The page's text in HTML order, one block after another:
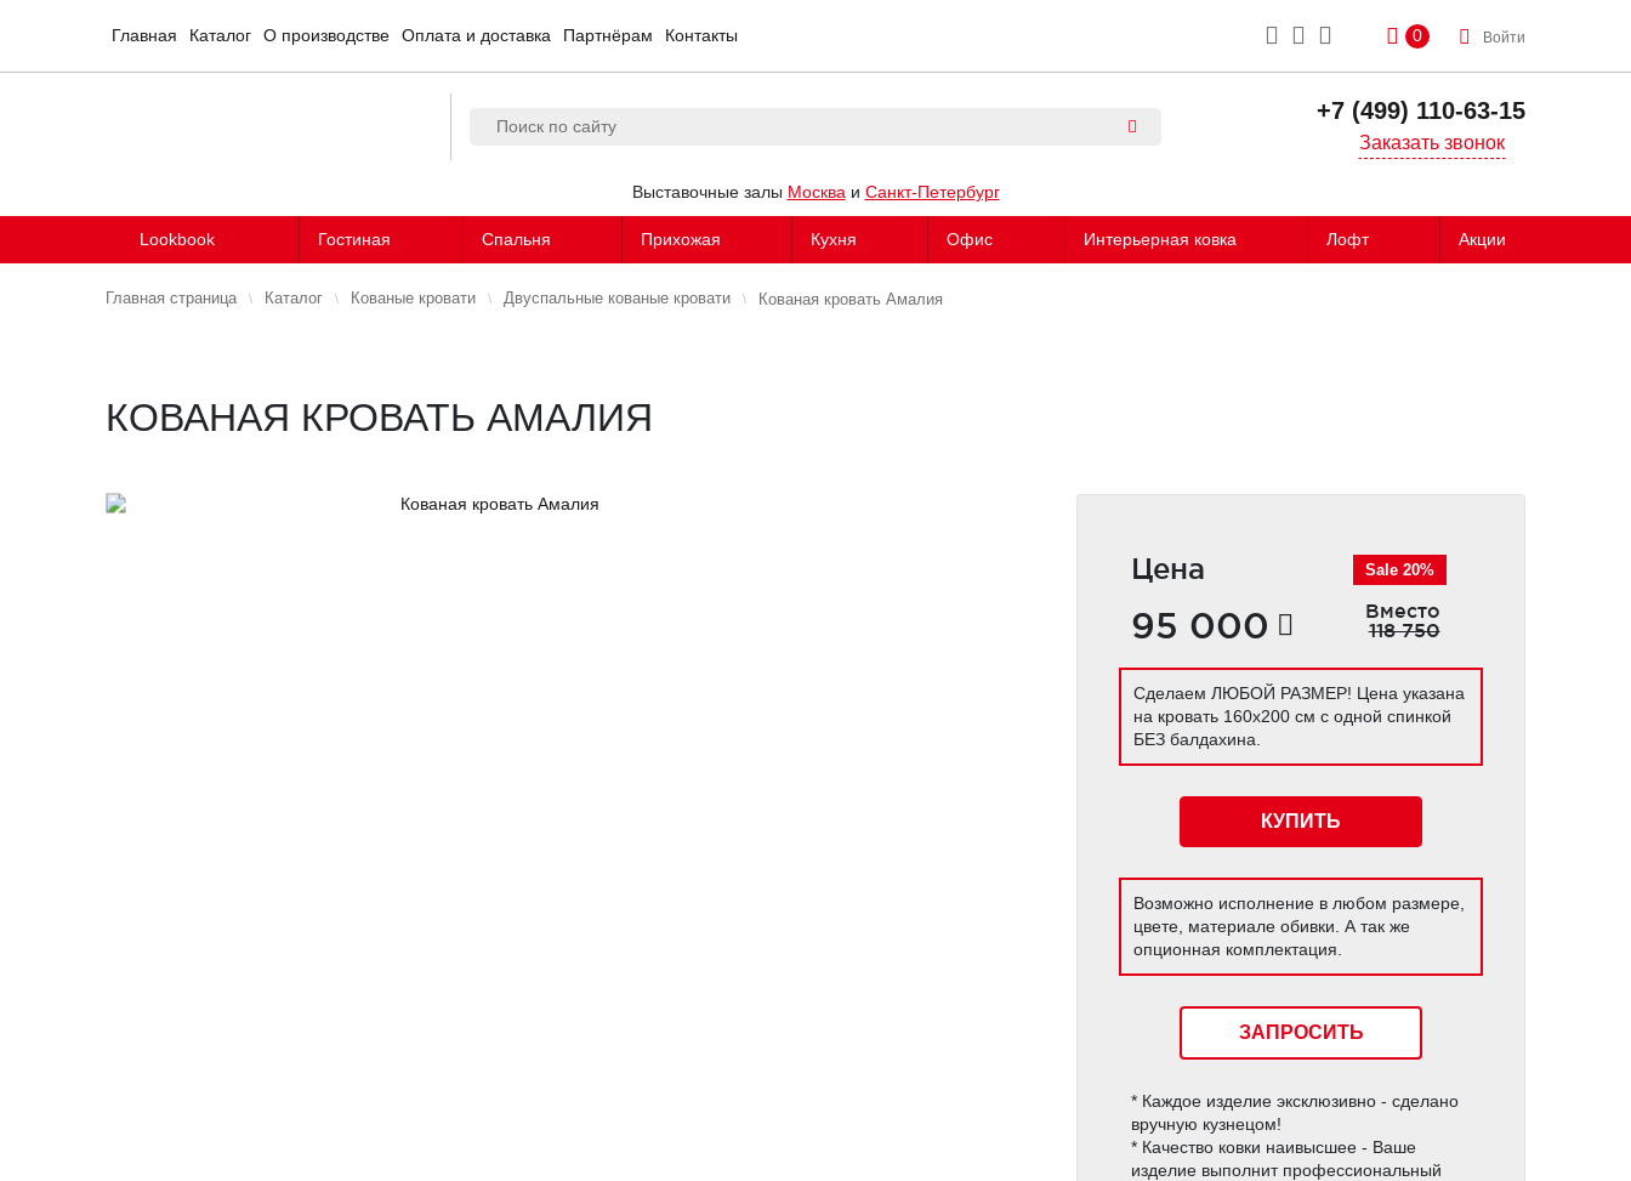
Главная Каталог О производстве Оплата и доставка Партнёрам Контакты 0 Войти
+7 (499) 110-63-15
Заказать звонок
Выставочные залы Москва и Санкт-Петербург
Lookbook Гостиная Спальня Прихожая Кухня Офис Интерьерная ковка Лофт Акции
Главная страница Каталог Кованые кровати Двуспальные кованые кровати Кованая кровать Амалия
КОВАНАЯ КРОВАТЬ АМАЛИЯ
Цена
95 000
Sale 20%
Вместо
118 750
Сделаем ЛЮБОЙ РАЗМЕР! Цена указана
на кровать 160х200 см с одной спинкой
БЕЗ балдахина.
КУПИТЬ
Возможно исполнение в любом размере,
цвете, материале обивки. А так же
опционная комплектация.
ЗАПРОСИТЬ
* Каждое изделие эксклюзивно - сделано
вручную кузнецом!
* Качество ковки наивысшее - Ваше
изделие выполнит профессиональный